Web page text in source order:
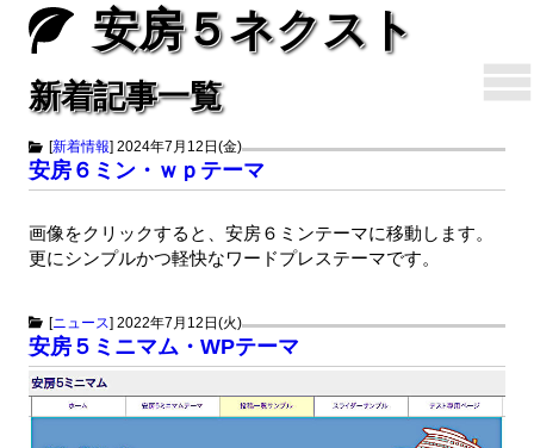
安房５ネクスト
新着記事一覧
[新着情報] 2024年7月12日(金)
安房６ミン・ｗｐテーマ
画像をクリックすると、安房６ミンテーマに移動します。
更にシンプルかつ軽快なワードプレステーマです。
[ニュース] 2022年7月12日(火)
安房５ミニマム・WPテーマ